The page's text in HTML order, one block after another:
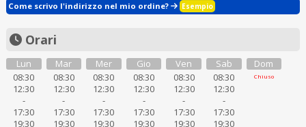
Come scrivo l'indirizzo nel mio ordine? Esempio
Orari
Lun
08:30
12:30
-
17:30
19:30
Mar
08:30
12:30
-
17:30
19:30
Mer
08:30
12:30
-
17:30
19:30
Gio
08:30
12:30
-
17:30
19:30
Ven
08:30
12:30
-
17:30
19:30
Sab
08:30
12:30
-
17:30
19:30
Dom
Chiuso